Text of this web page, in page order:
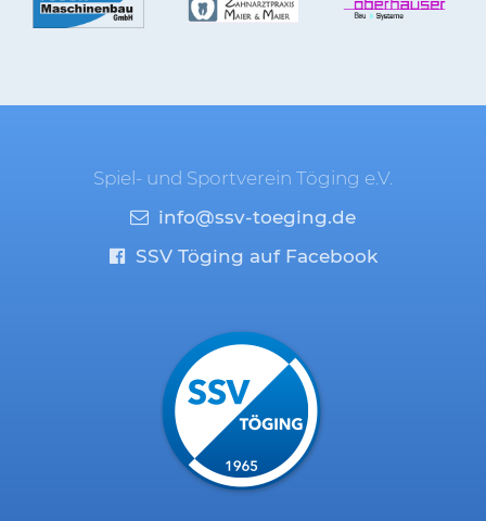
Spiel- und Sportverein Töging e.V.
info@ssv-toeging.de
SSV Töging auf Facebook